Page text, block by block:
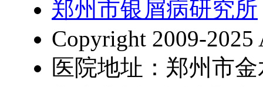
郑州市银屑病研究所
Copyright 2009-2025
医院地址：郑州市